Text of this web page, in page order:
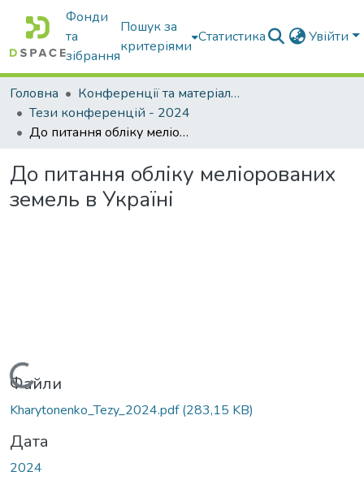
Фонди
та
зібрання
Пошук за
критеріями
Статистика Увійти
Головна
Конференції та матеріали конференцій
Тези конференцій - 2024
До питання обліку меліорованих земель в Україні
До питання обліку меліорованих
земель в Україні
Вантажиться...
Файли
Kharytonenko_Tezy_2024.pdf(283,15 KB)
Дата
2024